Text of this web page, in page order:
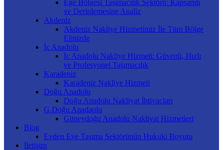
Ege Bölgesi Taşımacılık Sektörü: Kapsamlı
ve Derinlemesine Analiz
Akdeniz
Akdeniz Nakliye Hizmetimiz İle Tüm Bölge
Elinizde
İç Anadolu
İç Anadolu Nakliye Hizmeti: Güvenli, Hızlı
ve Profesyonel Taşımacılık
Karadeniz
Karadeniz Nakliye Hizmeti
Doğu Anadolu
Doğu Anadolu Nakliyat İhtiyaçları
G.Doğu Anadaolu
Güneydoğu Anadolu Nakliyat Hizmetleri
Blog
Evden Eve Taşıma Sektörünün Hukuki Boyutu
İletişim